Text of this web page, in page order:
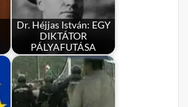
Dr. Héjjas István: EGY
DIKTÁTOR
PÁLYAFUTÁSA